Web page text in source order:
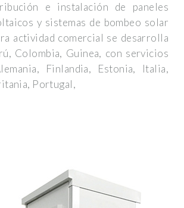
e instalación de paneles
y sistemas de bombeo solar
actividad comercial se desarrolla
Colombia, Guinea, con servicios
Finlandia, Estonia, Italia,
Portugal,